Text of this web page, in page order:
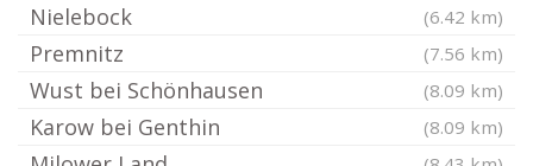
Nielebock (6.42 km)
Premnitz (7.56 km)
Wust bei Schönhausen (8.09 km)
Karow bei Genthin (8.09 km)